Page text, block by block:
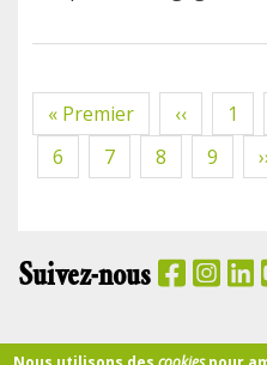
Pagination
Première
page
« Premier
Page
‹‹ Page
1
Page
6 Page
7 Page
8 Page
9
Suivez-nous
PANIER